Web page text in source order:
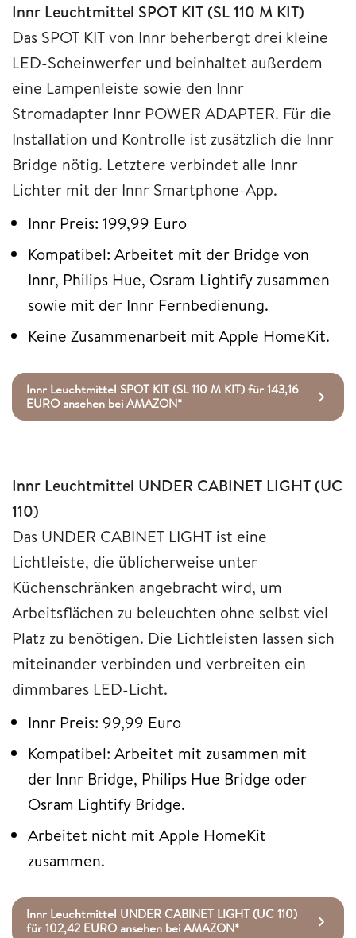
Innr Leuchtmittel SPOT KIT (SL 110 M KIT)
Das SPOT KIT von Innr beherbergt drei kleine
LED-Scheinwerfer und beinhaltet außerdem
eine Lampenleiste sowie den Innr
Stromadapter Innr POWER ADAPTER. Für die
Installation und Kontrolle ist zusätzlich die Innr
Bridge nötig. Letztere verbindet alle Innr
Lichter mit der Innr Smartphone-App.
Innr Preis: 199,99 Euro
Kompatibel: Arbeitet mit der Bridge von
Innr, Philips Hue, Osram Lightify zusammen
sowie mit der Innr Fernbedienung.
Keine Zusammenarbeit mit Apple HomeKit.
Innr Leuchtmittel SPOT KIT (SL 110 M KIT) für 143,16
EURO ansehen bei AMAZON*
Innr Leuchtmittel UNDER CABINET LIGHT (UC
110)
Das UNDER CABINET LIGHT ist eine
Lichtleiste, die üblicherweise unter
Küchenschränken angebracht wird, um
Arbeitsflächen zu beleuchten ohne selbst viel
Platz zu benötigen. Die Lichtleisten lassen sich
miteinander verbinden und verbreiten ein
dimmbares LED-Licht.
Innr Preis: 99,99 Euro
Kompatibel: Arbeitet mit zusammen mit
der Innr Bridge, Philips Hue Bridge oder
Osram Lightify Bridge.
Arbeitet nicht mit Apple HomeKit
zusammen.
Innr Leuchtmittel UNDER CABINET LIGHT (UC 110)
für 102,42 EURO ansehen bei AMAZON*